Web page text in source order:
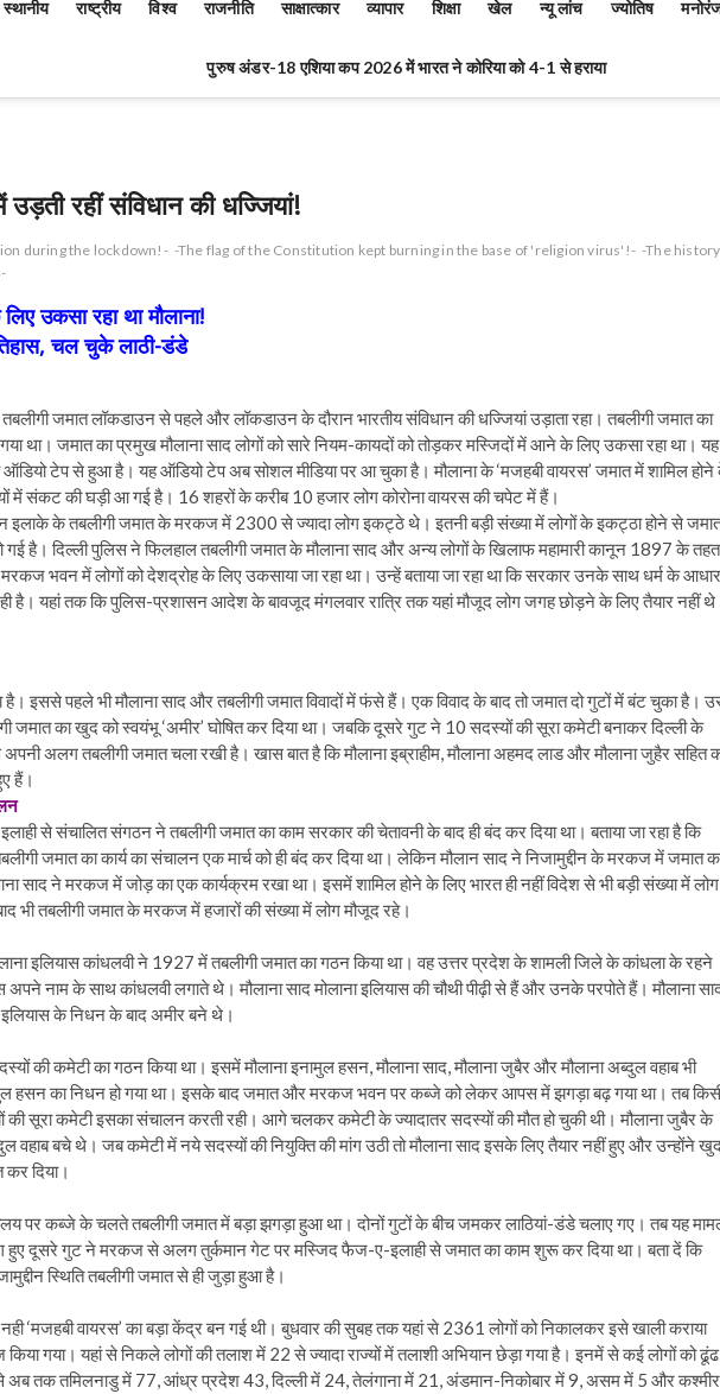
स्थानीय राष्ट्रीय विश्व राजनीति साक्षात्कार व्यापार शिक्षा खेल न्यू लांच ज्योतिष
पुरुष अंडर-18 एशिया कप 2026 में भारत ने कोरिया को 4-1 से हराया
रहीं संविधान की धज्जियां!
during the lockdown!- -The flag of the Constitution kept burning in the base of 'religion virus'!- -The history
उकसा रहा था मौलाना!
चल चुके लाठी-डंडे
तबलीगी जमात लॉकडाउन से पहले और लॉकडाउन के दौरान भारतीय संविधान की धज्जियां उड़ाता रहा। तबलीगी जमात का
था। जमात का प्रमुख मौलाना साद लोगों को सारे नियम-कायदों को तोड़कर मस्जिदों में आने के लिए उकसा रहा था। यह
टेप से हुआ है। यह ऑडियो टेप अब सोशल मीडिया पर आ चुका है। मौलाना के ‘मजहबी वायरस’ जमात में शामिल
में संकट की घड़ी आ गई है। 16 शहरों के करीब 10 हजार लोग कोरोना वायरस की चपेट में हैं।
इलाके के तबलीगी जमात के मरकज में 2300 से ज्यादा लोग इकट्ठे थे। इतनी बड़ी संख्या में लोगों के इकट्ठा होने से
गई है। दिल्ली पुलिस ने फिलहाल तबलीगी जमात के मौलाना साद और अन्य लोगों के खिलाफ महामारी कानून 1897 के तहत
भवन में लोगों को देशद्रोह के लिए उकसाया जा रहा था। उन्हें बताया जा रहा था कि सरकार उनके साथ धर्म के आधार
है। यहां तक कि पुलिस-प्रशासन आदेश के बावजूद मंगलवार रात्रि तक यहां मौजूद लोग जगह छोड़ने के लिए तैयार नहीं
है। इससे पहले भी मौलाना साद और तबलीगी जमात विवादों में फंसे हैं। एक विवाद के बाद तो जमात दो गुटों में बंट चुका है।
जमात का खुद को स्वयंभू ‘अमीर’ घोषित कर दिया था। जबकि दूसरे गुट ने 10 सदस्यों की सूरा कमेटी बनाकर दिल्ली के
अलग तबलीगी जमात चला रखी है। खास बात है कि मौलाना इब्राहीम, मौलाना अहमद लाड और मौलाना जुहैर सहित
हैं।
से संचालित संगठन ने तबलीगी जमात का काम सरकार की चेतावनी के बाद ही बंद कर दिया था। बताया जा रहा है कि
जमात का कार्य का संचालन एक मार्च को ही बंद कर दिया था। लेकिन मौलान साद ने निजामुद्दीन के मरकज में जमात
साद ने मरकज में जोड़ का एक कार्यक्रम रखा था। इसमें शामिल होने के लिए भारत ही नहीं विदेश से भी बड़ी संख्या में लोग
भी तबलीगी जमात के मरकज में हजारों की संख्या में लोग मौजूद रहे।
इलियास कांधलवी ने 1927 में तबलीगी जमात का गठन किया था। वह उत्तर प्रदेश के शामली जिले के कांधला के रहने
अपने नाम के साथ कांधलवी लगाते थे। मौलाना साद मोलाना इलियास की चौथी पीढ़ी से हैं और उनके परपोते हैं। मौलाना
इलियास के निधन के बाद अमीर बने थे।
की कमेटी का गठन किया था। इसमें मौलाना इनामुल हसन, मौलाना साद, मौलाना जुबैर और मौलाना अब्दुल वहाब भी
हसन का निधन हो गया था। इसके बाद जमात और मरकज भवन पर कब्जे को लेकर आपस में झगड़ा बढ़ गया था। तब
की सूरा कमेटी इसका संचालन करती रही। आगे चलकर कमेटी के ज्यादातर सदस्यों की मौत हो चुकी थी। मौलाना जुबैर के
बचे थे। जब कमेटी में नये सदस्यों की नियुक्ति की मांग उठी तो मौलाना साद इसके लिए तैयार नहीं हुए और उन्होंने
कर दिया।
पर कब्जे के चलते तबलीगी जमात में बड़ा झगड़ा हुआ था। दोनों गुटों के बीच जमकर लाठियां-डंडे चलाए गए। तब यह
दूसरे गुट ने मरकज से अलग तुर्कमान गेट पर मस्जिद फैज-ए-इलाही से जमात का काम शुरू कर दिया था। बता दें कि
स्थिति तबलीगी जमात से ही जुड़ा हुआ है।
नही ‘मजहबी वायरस’ का बड़ा केंद्र बन गई थी। बुधवार की सुबह तक यहां से 2361 लोगों को निकालकर इसे खाली कराया
गया। यहां से निकले लोगों की तलाश में 22 से ज्यादा राज्यों में तलाशी अभियान छेड़ा गया है। इनमें से कई लोगों को ढूंढ
अब तक तमिलनाडु में 77, आंध्र प्रदेश 43, दिल्ली में 24, तेलंगाना में 21, अंडमान-निकोबार में 9, असम में 5 और कश्मीर